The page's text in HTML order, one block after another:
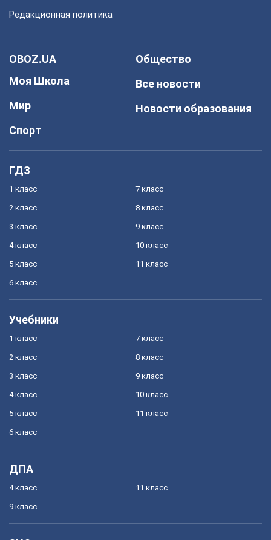
Редакционная политика
OBOZ.UA
Моя Школа
Мир
Спорт
Общество
Все новости
Новости образования
ГДЗ
1 класс
2 класс
3 класс
4 класс
5 класс
6 класс
7 класс
8 класс
9 класс
10 класс
11 класс
Учебники
1 класс
2 класс
3 класс
4 класс
5 класс
6 класс
7 класс
8 класс
9 класс
10 класс
11 класс
ДПА
4 класс
9 класс
11 класс